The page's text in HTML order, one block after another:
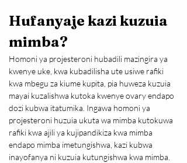
Hufanyaje kazi kuzuia
mimba?
Homoni ya projesteroni hubadili mazingira ya
kwenye uke, kwa kubadilisha ute usiwe rafiki
kwa mbegu za kiume kupita, pia huweza kuzuia
mayai kuzalishwa kutoka kwenye ovary endapo
dozi kubwa itatumika. Ingawa homoni ya
projesteroni huzuia ukuta wa mimba kutokuwa
rafiki kwa ajili ya kujipandikiza kwa mimba
endapo mimba imetungishwa, kazi kubwa
inayofanya ni kuzuia kutungishwa kwa mimba.